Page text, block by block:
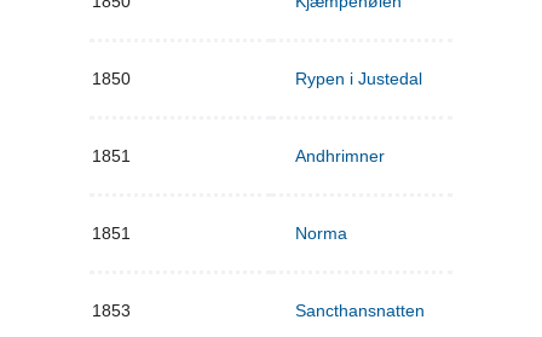
1850 Rypen i Justedal
1851 Andhrimner
1851 Norma
1853 Sancthansnatten